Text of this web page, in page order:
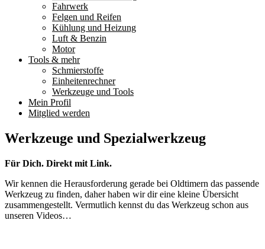
Fahrwerk
Felgen und Reifen
Kühlung und Heizung
Luft & Benzin
Motor
Tools & mehr
Schmierstoffe
Einheitenrechner
Werkzeuge und Tools
Mein Profil
Mitglied werden
Werkzeuge und Spezialwerkzeug
Für Dich. Direkt mit Link.
Wir kennen die Herausforderung gerade bei Oldtimern das passende
Werkzeug zu finden, daher haben wir dir eine kleine Übersicht
zusammengestellt. Vermutlich kennst du das Werkzeug schon aus
unseren Videos…